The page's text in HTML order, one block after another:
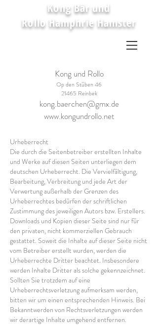
Kong Bär und
Rollo Hamphrie Hamster
Kong und Rollo
Op den Stüben 46
21465 Reinbek
kong.baerchen@gmx.de
www.kongundrollo.net
Urheberrecht
Die durch die Seitenbetreiber erstellten Inhalte
und Werke auf diesen Seiten unterliegen dem
deutschen Urheberrecht. Die Vervielfältigung,
Bearbeitung, Verbreitung und jede Art der
Verwertung außerhalb der Grenzen des
Urheberrechtes bedürfen der schriftlichen
Zustimmung des jeweiligen Autors bzw. Erstellers.
Downloads und Kopien dieser Seite sind nur für
den privaten, nicht kommerziellen Gebrauch
gestattet. Soweit die Inhalte auf dieser Seite nicht
vom Betreiber erstellt wurden, werden die
Urheberrechte Dritter beachtet. Insbesondere
werden Inhalte Dritter als solche gekennzeichnet.
Sollten Sie trotzdem auf eine
Urheberrechtsverletzung aufmerksam werden,
bitten wir um einen entsprechenden Hinweis. Bei
Bekanntwerden von Rechtsverletzungen werden
wir derartige Inhalte umgehend entfernen.